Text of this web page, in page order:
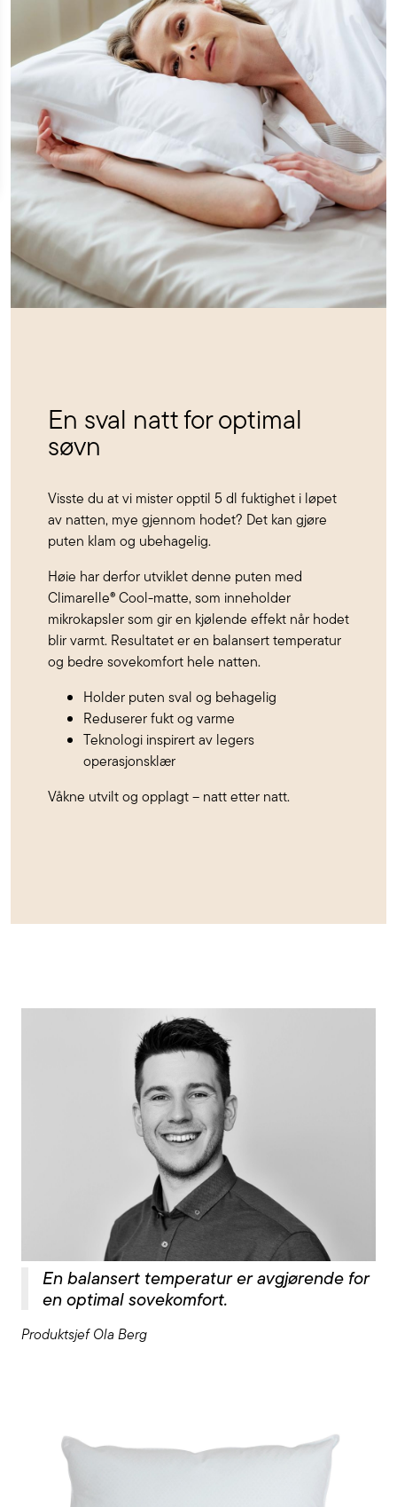
En sval natt for optimal
søvn
Visste du at vi mister opptil 5 dl fuktighet i løpet
av natten, mye gjennom hodet? Det kan gjøre
puten klam og ubehagelig.
Høie har derfor utviklet denne puten med
Climarelle® Cool-matte, som inneholder
mikrokapsler som gir en kjølende effekt når hodet
blir varmt. Resultatet er en balansert temperatur
og bedre sovekomfort hele natten.
Holder puten sval og behagelig
Reduserer fukt og varme
Teknologi inspirert av legers
operasjonsklær
Våkne utvilt og opplagt – natt etter natt.
En balansert temperatur er avgjørende for
en optimal sovekomfort.
Produktsjef Ola Berg